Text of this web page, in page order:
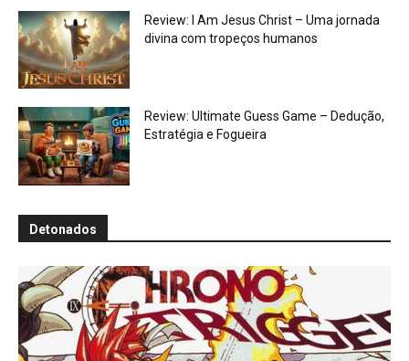
Review: I Am Jesus Christ – Uma jornada
divina com tropeços humanos
Review: Ultimate Guess Game – Dedução,
Estratégia e Fogueira
Detonados